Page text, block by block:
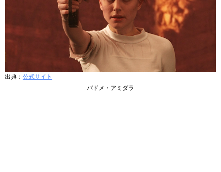
出典： 公式サイト
パドメ・アミダラ